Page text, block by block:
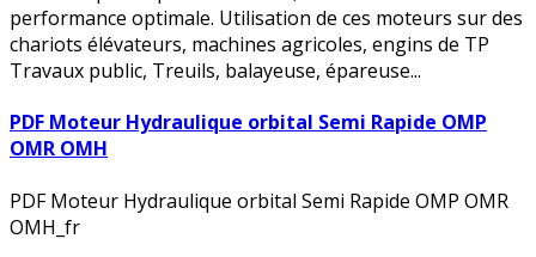
performance optimale. Utilisation de ces moteurs sur des
chariots élévateurs, machines agricoles, engins de TP
Travaux public, Treuils, balayeuse, épareuse...
PDF Moteur Hydraulique orbital Semi Rapide OMP
OMR OMH
PDF Moteur Hydraulique orbital Semi Rapide OMP OMR
OMH_fr